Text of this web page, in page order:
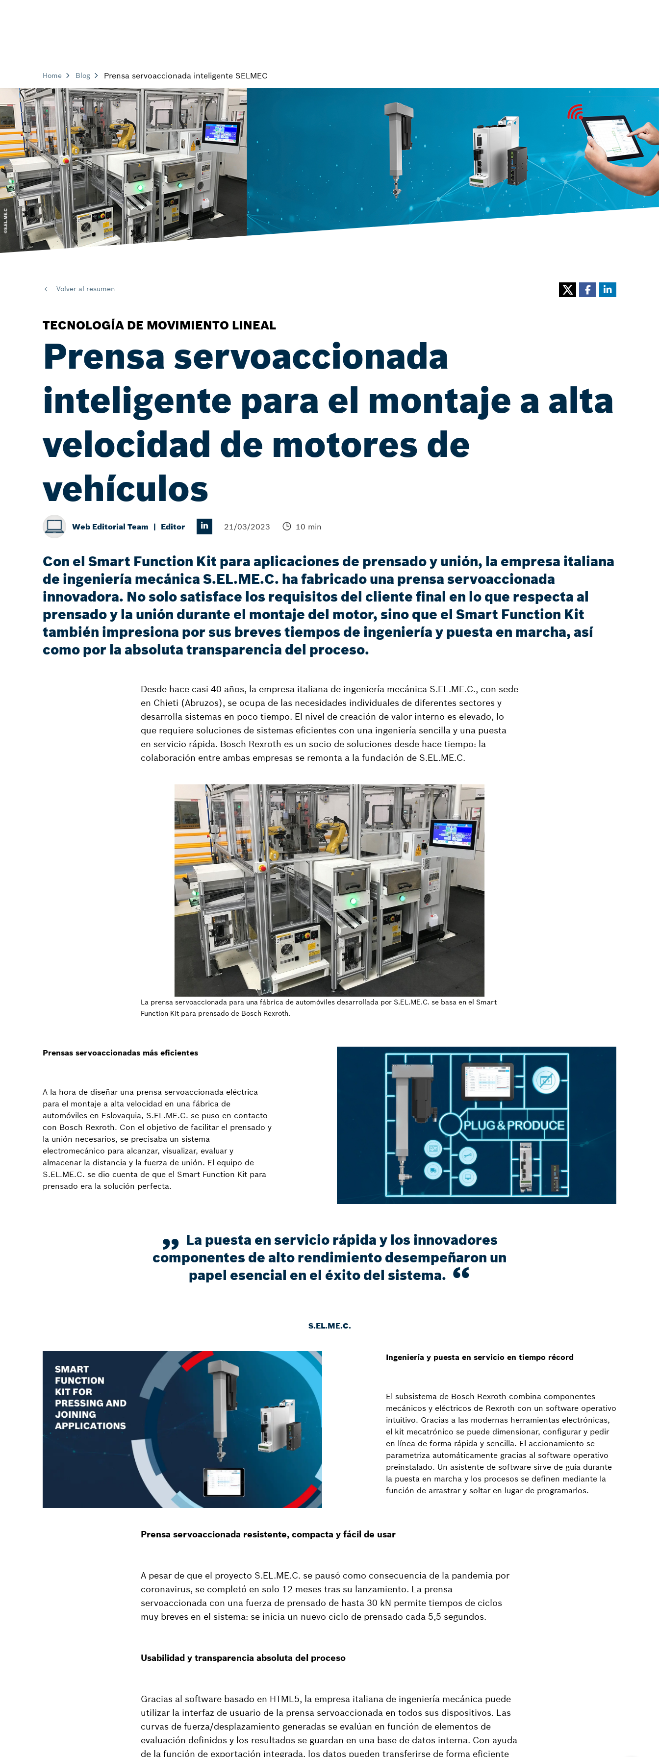
Home Blog Prensa servoaccionada inteligente SELMEC
Volver al resumen
TECNOLOGÍA DE MOVIMIENTO LINEAL
Prensa servoaccionada
inteligente para el montaje a alta
velocidad de motores de
vehículos
Web Editorial Team Editor 21/03/2023 10 min
Con el Smart Function Kit para aplicaciones de prensado y unión, la empresa italiana
de ingeniería mecánica S.EL.ME.C. ha fabricado una prensa servoaccionada
innovadora. No solo satisface los requisitos del cliente final en lo que respecta al
prensado y la unión durante el montaje del motor, sino que el Smart Function Kit
también impresiona por sus breves tiempos de ingeniería y puesta en marcha, así
como por la absoluta transparencia del proceso.
Desde hace casi 40 años, la empresa italiana de ingeniería mecánica S.EL.ME.C., con sede
en Chieti (Abruzos), se ocupa de las necesidades individuales de diferentes sectores y
desarrolla sistemas en poco tiempo. El nivel de creación de valor interno es elevado, lo
que requiere soluciones de sistemas eficientes con una ingeniería sencilla y una puesta
en servicio rápida. Bosch Rexroth es un socio de soluciones desde hace tiempo: la
colaboración entre ambas empresas se remonta a la fundación de S.EL.ME.C.
La prensa servoaccionada para una fábrica de automóviles desarrollada por S.EL.ME.C. se basa en el Smart
Function Kit para prensado de Bosch Rexroth.
Prensas servoaccionadas más eficientes
A la hora de diseñar una prensa servoaccionada eléctrica
para el montaje a alta velocidad en una fábrica de
automóviles en Eslovaquia, S.EL.ME.C. se puso en contacto
con Bosch Rexroth. Con el objetivo de facilitar el prensado y
la unión necesarios, se precisaba un sistema
electromecánico para alcanzar, visualizar, evaluar y
almacenar la distancia y la fuerza de unión. El equipo de
S.EL.ME.C. se dio cuenta de que el Smart Function Kit para
prensado era la solución perfecta.
La puesta en servicio rápida y los innovadores
componentes de alto rendimiento desempeñaron un
papel esencial en el éxito del sistema.
S.EL.ME.C.
Ingeniería y puesta en servicio en tiempo récord
El subsistema de Bosch Rexroth combina componentes
mecánicos y eléctricos de Rexroth con un software operativo
intuitivo. Gracias a las modernas herramientas electrónicas,
el kit mecatrónico se puede dimensionar, configurar y pedir
en línea de forma rápida y sencilla. El accionamiento se
parametriza automáticamente gracias al software operativo
preinstalado. Un asistente de software sirve de guía durante
la puesta en marcha y los procesos se definen mediante la
función de arrastrar y soltar en lugar de programarlos.
Prensa servoaccionada resistente, compacta y fácil de usar
A pesar de que el proyecto S.EL.ME.C. se pausó como consecuencia de la pandemia por
coronavirus, se completó en solo 12 meses tras su lanzamiento. La prensa
servoaccionada con una fuerza de prensado de hasta 30 kN permite tiempos de ciclos
muy breves en el sistema: se inicia un nuevo ciclo de prensado cada 5,5 segundos.
Usabilidad y transparencia absoluta del proceso
Gracias al software basado en HTML5, la empresa italiana de ingeniería mecánica puede
utilizar la interfaz de usuario de la prensa servoaccionada en todos sus dispositivos. Las
curvas de fuerza/desplazamiento generadas se evalúan en función de elementos de
evaluación definidos y los resultados se guardan en una base de datos interna. Con ayuda
de la función de exportación integrada, los datos pueden transferirse de forma eficiente